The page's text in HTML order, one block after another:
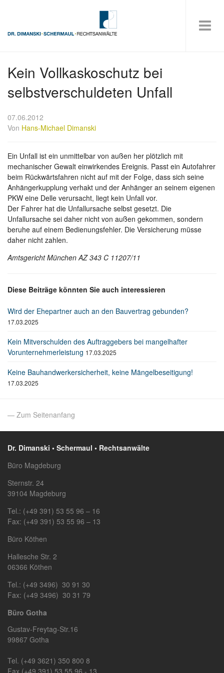
Kein Vollkaskoschutz bei
selbstverschuldeten Unfall
07.06.2012
Von Hans-Michael Dimanski
Ein Unfall ist ein unmittelbar von außen her plötzlich mit
mechanischer Gewalt einwirkendes Ereignis. Passt ein Autofahrer
beim Rückwärtsfahren nicht auf mit der Folge, dass sich seine
Anhängerkupplung verhakt und der Anhänger an seinem eigenen
PKW eine Delle verursacht, liegt kein Unfall vor.
Der Fahrer hat die Unfallursache selbst gesetzt. Die
Unfallursache sei daher nicht von außen gekommen, sondern
beruhe auf einem Bedienungsfehler. Die Versicherung müsse
daher nicht zahlen.
Amtsgericht München AZ 343 C 11207/11
Diese Beiträge könnten Sie auch interessieren
Wird der Ehepartner auch an den Bauvertrag gebunden?
17.03.2025
Kein Mitverschulden des Auftraggebers bei mangelhafter
Vorunternehmerleistung 17.03.2025
Keine Bauhandwerkersicherheit, keine Mängelbeseitigung!
17.03.2025
— Zum Seitenanfang
Dr. Dimanski • Schermaul • Rechtsanwälte
Büro Magdeburg
Sternstr. 24
39104 Magdeburg
Tel.: (+49 391) 53 55 96 – 16
Fax: (+49 391) 53 55 96 – 13
Büro Köthen
Hallesche Str. 2
06366 Köthen
Tel.: (+49 3496) 30 91 30
Fax: (+49 3496) 30 31 79
Büro Gotha
Gustav-Freytag-Str.16
99867 Gotha
Tel. (+49 3621) 350 800 8
Fax (+49 391) 53 55 96 - 13